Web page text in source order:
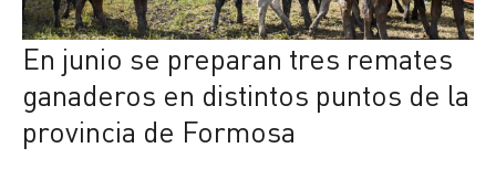
En junio se preparan tres remates
ganaderos en distintos puntos de la
provincia de Formosa